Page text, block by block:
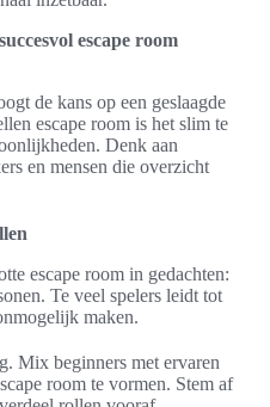
escape room
de kans op een geslaagde
escape room is het slim te
Denk aan
en mensen die overzicht
escape room in gedachten:
Te veel spelers leidt tot
maken.
Mix beginners met ervaren
room te vormen. Stem af